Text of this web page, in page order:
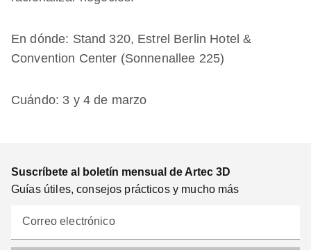
En dónde: Stand 320, Estrel Berlin Hotel &
Convention Center (Sonnenallee 225)
Cuándo: 3 y 4 de marzo
Suscríbete al boletín mensual de Artec 3D
Guías útiles, consejos prácticos y mucho más
Correo electrónico